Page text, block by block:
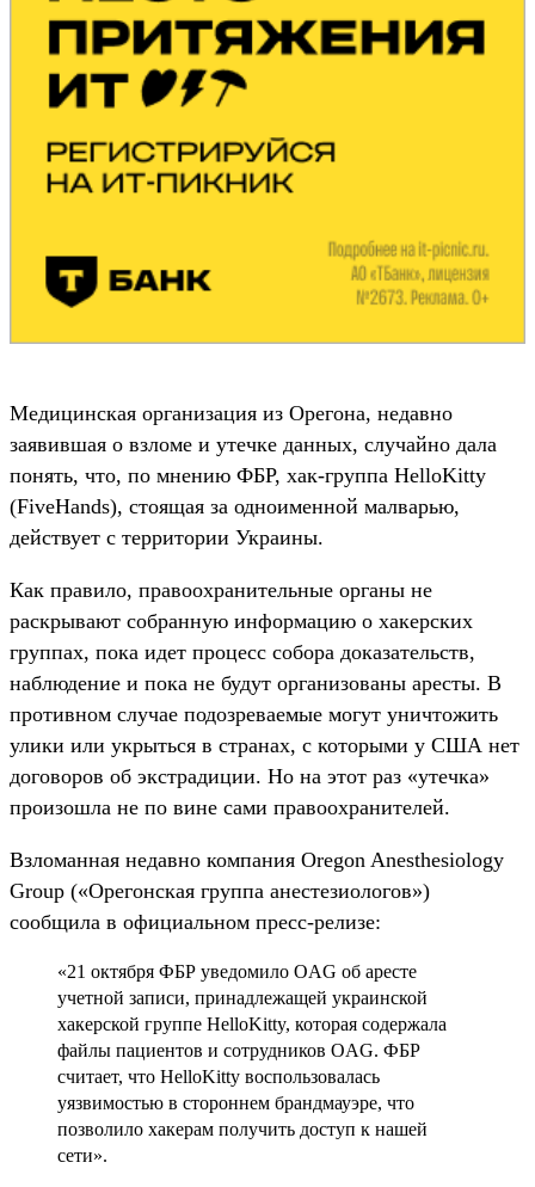
Медицинская организация из Орегона, недавно
заявившая о взломе и утечке данных, случайно дала
понять, что, по мнению ФБР, хак-группа HelloKitty
(FiveHands), стоящая за одноименной малварью,
действует с территории Украины.
Как правило, правоохранительные органы не
раскрывают собранную информацию о хакерских
группах, пока идет процесс собора доказательств,
наблюдение и пока не будут организованы аресты. В
противном случае подозреваемые могут уничтожить
улики или укрыться в странах, с которыми у США нет
договоров об экстрадиции. Но на этот раз «утечка»
произошла не по вине сами правоохранителей.
Взломанная недавно компания Oregon Anesthesiology
Group («Орегонская группа анестезиологов»)
сообщила в официальном пресс-релизе:
«21 октября ФБР уведомило OAG об аресте
учетной записи, принадлежащей украинской
хакерской группе HelloKitty, которая содержала
файлы пациентов и сотрудников OAG. ФБР
считает, что HelloKitty воспользовалась
уязвимостью в стороннем брандмауэре, что
позволило хакерам получить доступ к нашей
сети».